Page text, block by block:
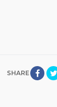
SHARE